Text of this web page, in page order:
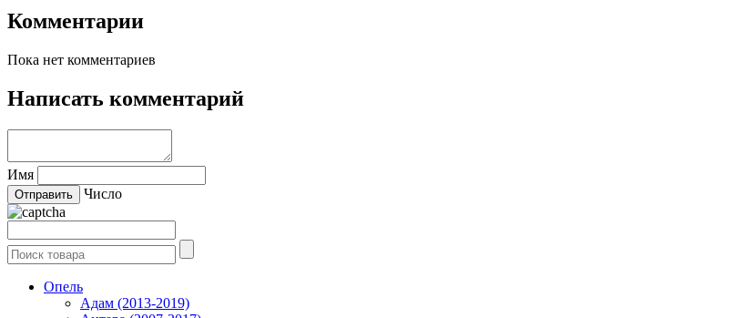
Комментарии
Пока нет комментариев
Написать комментарий
Имя
Число
Опель
Адам (2013-2019)